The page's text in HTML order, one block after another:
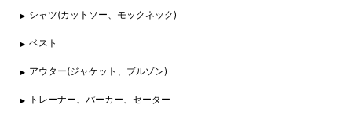
シャツ(カットソー、モックネック)
ベスト
アウター(ジャケット、ブルゾン)
トレーナー、パーカー、セーター